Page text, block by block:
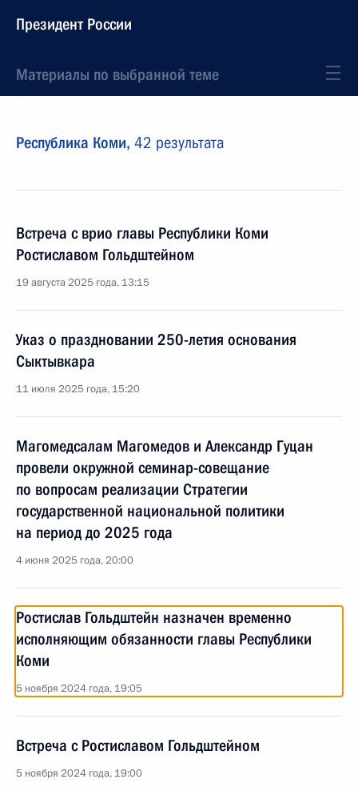
Президент России
Материалы по выбранной теме
Республика Коми, 42 результата
Встреча с врио главы Республики Коми
Ростиславом Гольдштейном
19 августа 2025 года, 13:15
Указ о праздновании 250-летия основания
Сыктывкара
11 июля 2025 года, 15:20
Магомедсалам Магомедов и Александр Гуцан
провели окружной семинар-совещание
по вопросам реализации Стратегии
государственной национальной политики
на период до 2025 года
4 июня 2025 года, 20:00
Ростислав Гольдштейн назначен временно
исполняющим обязанности главы Республики
Коми
5 ноября 2024 года, 19:05
Встреча с Ростиславом Гольдштейном
5 ноября 2024 года, 19:00